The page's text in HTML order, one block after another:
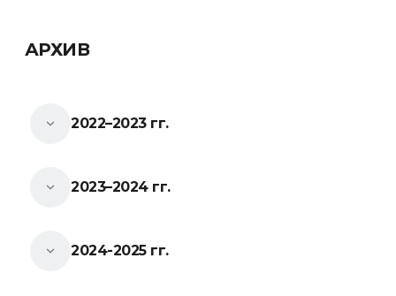
АРХИВ
2022–2023 гг.
2023–2024 гг.
2024-2025 гг.